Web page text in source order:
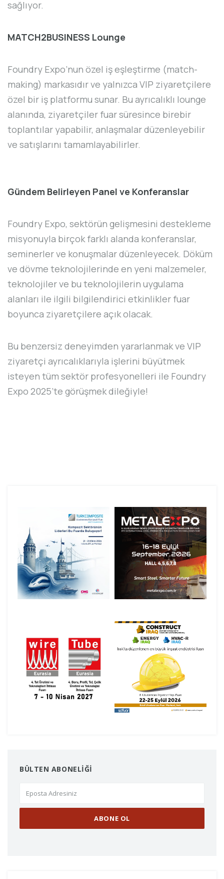
sağlıyor.
MATCH2BUSINESS Lounge
Foundry Expo’nun özel iş eşleştirme (match-
making) markasıdır ve yalnızca VIP ziyaretçilere
özel bir iş platformu sunar. Bu ayrıcalıklı lounge
alanında, ziyaretçiler fuar süresince birebir
toplantılar yapabilir, anlaşmalar düzenleyebilir
ve satışlarını tamamlayabilirler.
Gündem Belirleyen Panel ve Konferanslar
Foundry Expo, sektörün gelişmesini destekleme
misyonuyla birçok farklı alanda konferanslar,
seminerler ve konuşmalar düzenleyecek. Döküm
ve dövme teknolojilerinde en yeni malzemeler,
teknolojiler ve bu teknolojilerin uygulama
alanları ile ilgili bilgilendirici etkinlikler fuar
boyunca ziyaretçilere açık olacak.
Bu benzersiz deneyimden yararlanmak ve VIP
ziyaretçi ayrıcalıklarıyla işlerini büyütmek
isteyen tüm sektör profesyonelleri ile Foundry
Expo 2025’te görüşmek dileğiyle!
BÜLTEN ABONELİĞİ